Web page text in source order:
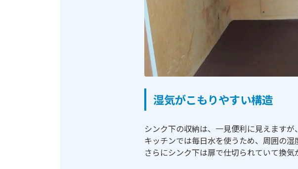
湿気がこもりやすい構造
シンク下の収納は、一見便利に見えますが
キッチンでは毎日水を使うため、周囲の湿
さらにシンク下は扉で仕切られていて換気